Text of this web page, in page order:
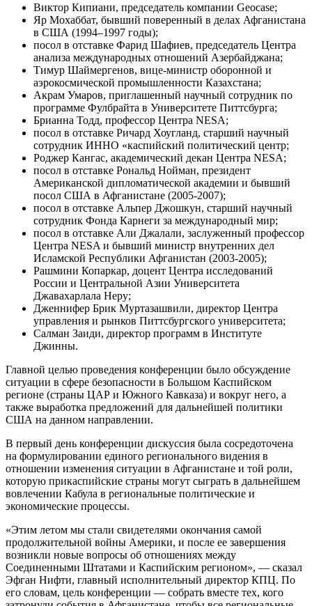
Виктор Кипиани, председатель компании Geocase;
Яр Мохаббат, бывший поверенный в делах Афганистана
в США (1994–1997 годы);
посол в отставке Фарид Шафиев, председатель Центра
анализа международных отношений Азербайджана;
Тимур Шаймергенов, вице-министр оборонной и
аэрокосмической промышленности Казахстана;
Акрам Умаров, приглашенный научный сотрудник по
программе Фулбрайта в Университете Питтсбурга;
Брианна Тодд, профессор Центра NESA;
посол в отставке Ричард Хоугланд, старший научный
сотрудник ИННО «каспийский политический центр;
Роджер Кангас, академический декан Центра NESA;
посол в отставке Рональд Нойман, президент
Американской дипломатической академии и бывший
посол США в Афганистане (2005-2007);
посол в отставке Альпер Джошкун, старший научный
сотрудник Фонда Карнеги за международный мир;
посол в отставке Али Джалали, заслуженный профессор
Центра NESA и бывший министр внутренних дел
Исламской Республики Афганистан (2003-2005);
Рашмини Копаркар, доцент Центра исследований
России и Центральной Азии Университета
Джавахарлала Неру;
Дженнифер Брик Муртазашвили, директор Центра
управления и рынков Питтсбургского университета;
Салман Заиди, директор программ в Институте
Джинны.
Главной целью проведения конференции было обсуждение
ситуации в сфере безопасности в Большом Каспийском
регионе (страны ЦАР и Южного Кавказа) и вокруг него, а
также выработка предложений для дальнейшей политики
США на данном направлении.
В первый день конференции дискуссия была сосредоточена
на формулировании единого регионального видения в
отношении изменения ситуации в Афганистане и той роли,
которую прикаспийские страны могут сыграть в дальнейшем
вовлечении Кабула в региональные политические и
экономические процессы.
«Этим летом мы стали свидетелями окончания самой
продолжительной войны Америки, и после ее завершения
возникли новые вопросы об отношениях между
Соединенными Штатами и Каспийским регионом», — сказал
Эфган Нифти, главный исполнительный директор КПЦ. По
его словам, цель конференции — собрать вместе тех, кого